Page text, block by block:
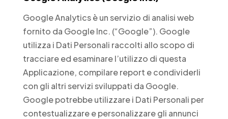
Google Analytics è un servizio di analisi web
fornito da Google Inc. (“Google”). Google
utilizza i Dati Personali raccolti allo scopo di
tracciare ed esaminare l’utilizzo di questa
Applicazione, compilare report e condividerli
con gli altri servizi sviluppati da Google.
Google potrebbe utilizzare i Dati Personali per
contestualizzare e personalizzare gli annunci